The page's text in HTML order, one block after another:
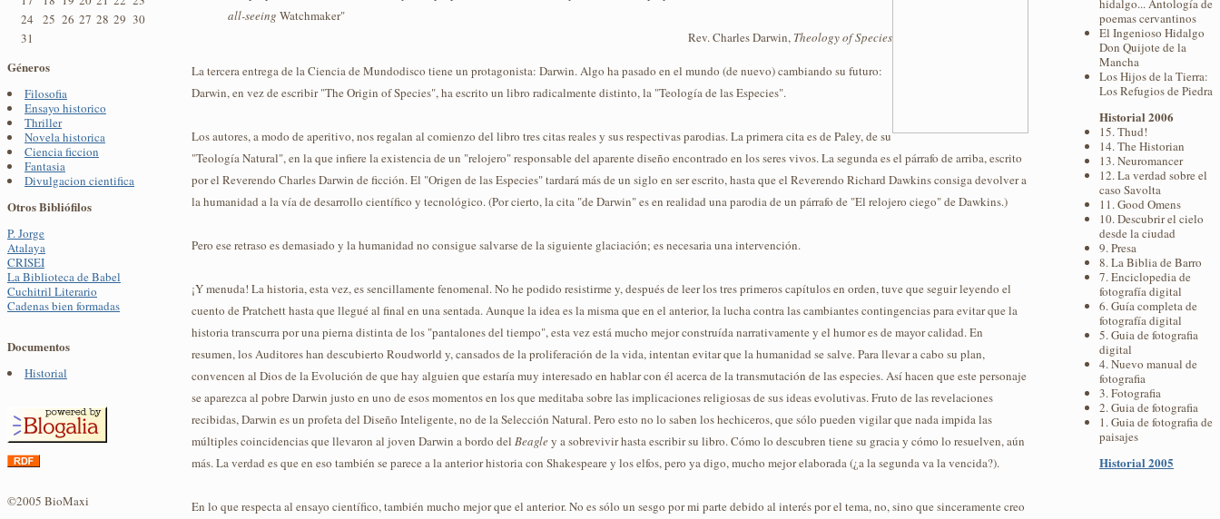
24
25 26 27 28 29 30
31
Géneros
Filosofia
Ensayo historico
Thriller
Novela historica
Ciencia ficcion
Fantasia
Divulgacion cientifica
Otros Bibliófilos
P. Jorge
Atalaya
CRISEI
La Biblioteca de Babel
Cuchitril Literario
Cadenas bien formadas
Documentos
Historial
©2005 BioMaxi
hidalgo... Antología de
poemas cervantinos
El Ingenioso Hidalgo
Don Quijote de la
Mancha
Los Hijos de la Tierra:
Los Refugios de Piedra
Historial 2006
15. Thud!
14. The Historian
13. Neuromancer
12. La verdad sobre el
caso Savolta
11. Good Omens
10. Descubrir el cielo
desde la ciudad
9. Presa
8. La Biblia de Barro
7. Enciclopedia de
fotografía digital
6. Guía completa de
fotografía digital
5. Guia de fotografia
digital
4. Nuevo manual de
fotografia
3. Fotografia
2. Guia de fotografia
1. Guia de fotografia de
paisajes
Historial 2005
all-seeing Watchmaker"
Rev. Charles Darwin, Theology of Species
La tercera entrega de la Ciencia de Mundodisco tiene un protagonista: Darwin. Algo ha pasado en el mundo (de nuevo) cambiando su futuro:
Darwin, en vez de escribir "The Origin of Species", ha escrito un libro radicalmente distinto, la "Teología de las Especies".
Los autores, a modo de aperitivo, nos regalan al comienzo del libro tres citas reales y sus respectivas parodias. La primera cita es de Paley, de su
"Teología Natural", en la que infiere la existencia de un "relojero" responsable del aparente diseño encontrado en los seres vivos. La segunda es el párrafo de arriba, escrito
por el Reverendo Charles Darwin de ficción. El "Origen de las Especies" tardará más de un siglo en ser escrito, hasta que el Reverendo Richard Dawkins consiga devolver a
la humanidad a la vía de desarrollo científico y tecnológico. (Por cierto, la cita "de Darwin" es en realidad una parodia de un párrafo de "El relojero ciego" de Dawkins.)
Pero ese retraso es demasiado y la humanidad no consigue salvarse de la siguiente glaciación; es necesaria una intervención.
¡Y menuda! La historia, esta vez, es sencillamente fenomenal. No he podido resistirme y, después de leer los tres primeros capítulos en orden, tuve que seguir leyendo el
cuento de Pratchett hasta que llegué al final en una sentada. Aunque la idea es la misma que en el anterior, la lucha contra las cambiantes contingencias para evitar que la
historia transcurra por una pierna distinta de los "pantalones del tiempo", esta vez está mucho mejor construída narrativamente y el humor es de mayor calidad. En
resumen, los Auditores han descubierto Roudworld y, cansados de la proliferación de la vida, intentan evitar que la humanidad se salve. Para llevar a cabo su plan,
convencen al Dios de la Evolución de que hay alguien que estaría muy interesado en hablar con él acerca de la transmutación de las especies. Así hacen que este personaje
se aparezca al pobre Darwin justo en uno de esos momentos en los que meditaba sobre las implicaciones religiosas de sus ideas evolutivas. Fruto de las revelaciones
recibidas, Darwin es un profeta del Diseño Inteligente, no de la Selección Natural. Pero esto no lo saben los hechiceros, que sólo pueden vigilar que nada impida las
múltiples coincidencias que llevaron al joven Darwin a bordo del Beagley a sobrevivir hasta escribir su libro. Cómo lo descubren tiene su gracia y cómo lo resuelven, aún
más. La verdad es que en eso también se parece a la anterior historia con Shakespeare y los elfos, pero ya digo, mucho mejor elaborada (¿a la segunda va la vencida?).
En lo que respecta al ensayo científico, también mucho mejor que el anterior. No es sólo un sesgo por mi parte debido al interés por el tema, no, sino que sinceramente creo